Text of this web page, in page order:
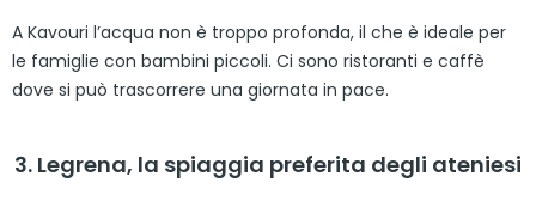
A Kavouri l’acqua non è troppo profonda, il che è ideale per
le famiglie con bambini piccoli. Ci sono ristoranti e caffè
dove si può trascorrere una giornata in pace.
3. Legrena, la spiaggia preferita degli ateniesi